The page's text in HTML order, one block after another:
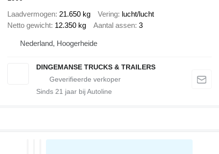
Laadvermogen 21.650 kg Vering lucht/lucht
Netto gewicht 12.350 kg Aantal assen 3
Nederland, Hoogerheide
DINGEMANSE TRUCKS & TRAILERS
Sinds 21 jaar bij Autoline